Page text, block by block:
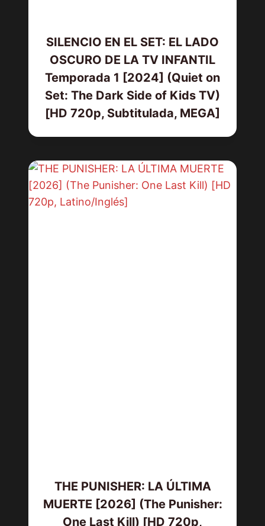
SILENCIO EN EL SET: EL LADO
OSCURO DE LA TV INFANTIL
Temporada 1 [2024] (Quiet on
Set: The Dark Side of Kids TV)
[HD 720p, Subtitulada, MEGA]
THE PUNISHER: LA ÚLTIMA
MUERTE [2026] (The Punisher:
One Last Kill) [HD 720p,